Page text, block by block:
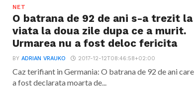
NET
O batrana de 92 de ani s-a trezit la
viata la doua zile dupa ce a murit.
Urmarea nu a fost deloc fericita
BYADRIAN VRAUKO 2017-12-12T08:46:58+02:00
Caz terifiant in Germania: O batrana de 92 de ani care
a fost declarata moarta de...